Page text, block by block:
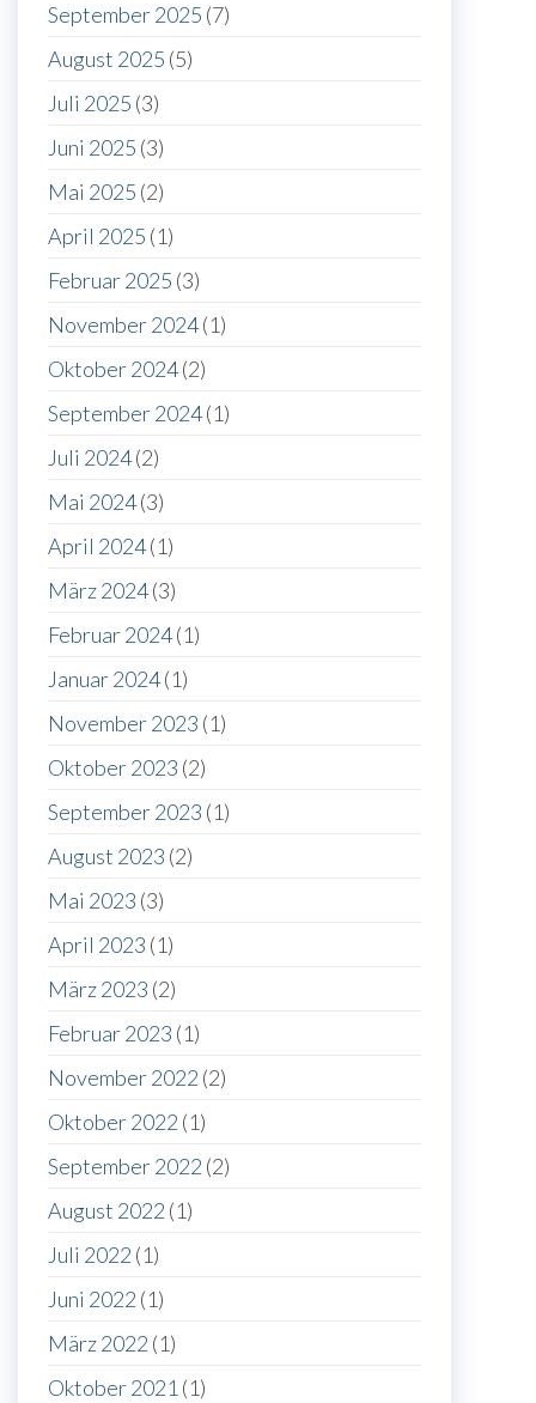
September 2025 (7)
August 2025 (5)
Juli 2025 (3)
Juni 2025 (3)
Mai 2025 (2)
April 2025 (1)
Februar 2025 (3)
November 2024(1)
Oktober 2024(2)
September 2024(1)
Juli 2024(2)
Mai 2024(3)
April 2024(1)
März 2024(3)
Februar 2024(1)
Januar 2024(1)
November 2023 (1)
Oktober 2023 (2)
September 2023 (1)
August 2023 (2)
Mai 2023 (3)
April 2023 (1)
März 2023 (2)
Februar 2023 (1)
November 2022 (2)
Oktober 2022 (1)
September 2022 (2)
August 2022 (1)
Juli 2022 (1)
Juni 2022 (1)
März 2022 (1)
Oktober 2021 (1)